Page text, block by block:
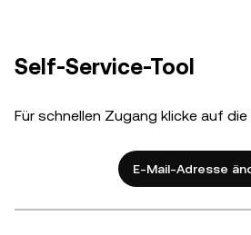
Self-Service-Tool
Für schnellen Zugang klicke auf
E-Mail-Adresse